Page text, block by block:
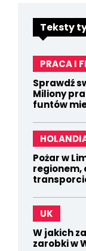
Teksty
PRACA I
Sprawdź
Miliony
funtów
Pożar w
regionem,
UK
W jakich
zarobki w